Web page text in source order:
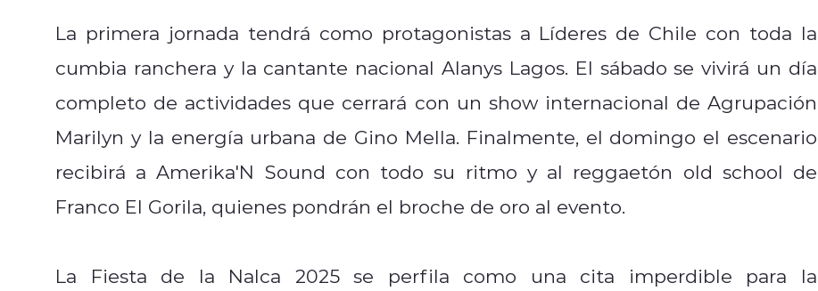
La primera jornada tendrá como protagonistas a Líderes de Chile con toda la
cumbia ranchera y la cantante nacional Alanys Lagos. El sábado se vivirá un día
completo de actividades que cerrará con un show internacional de Agrupación
Marilyn y la energía urbana de Gino Mella. Finalmente, el domingo el escenario
recibirá a Amerika'N Sound con todo su ritmo y al reggaetón old school de
Franco El Gorila, quienes pondrán el broche de oro al evento.
La Fiesta de la Nalca 2025 se perfila como una cita imperdible para la